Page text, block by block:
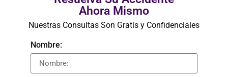
Ahora Mismo
Nuestras Consultas Son Gratis y Confidenciales
Nombre: